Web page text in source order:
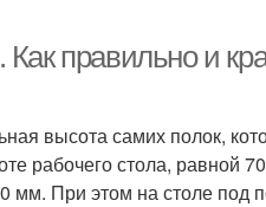
правильно и
высота самих полок,
рабочего стола, равной
При этом на столе под